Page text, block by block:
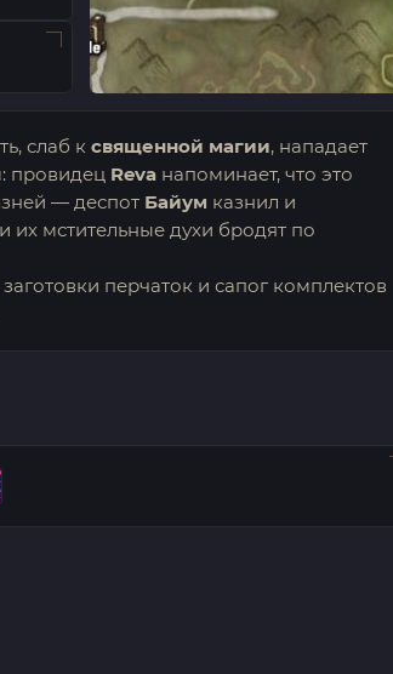
слаб к священной магии, нападает
провидец Reva напоминает, что это
— деспот Байум казнил и
их мстительные духи бродят по
перчаток и сапог комплектов